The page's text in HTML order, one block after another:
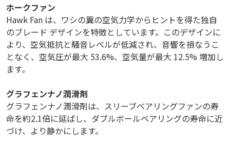
ホークファン
Hawk Fan は、ワシの翼の空気力学からヒントを得た独自
のブレード デザインを特徴としています。このデザインに
より、空気抵抗と騒音レベルが低減され、音響を損なうこ
となく、空気圧が最大 53.6%、空気量が最大 12.5% 増加し
ます。
グラフェンナノ潤滑剤
グラフェンナノ潤滑剤は、スリーブベアリングファンの寿
命を約2.1倍に延ばし、ダブルボールベアリングの寿命に近
づけ、より静かにします。